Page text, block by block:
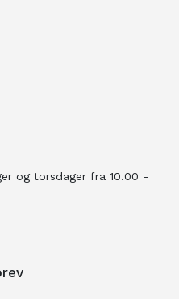
og torsdager fra 10.00 -